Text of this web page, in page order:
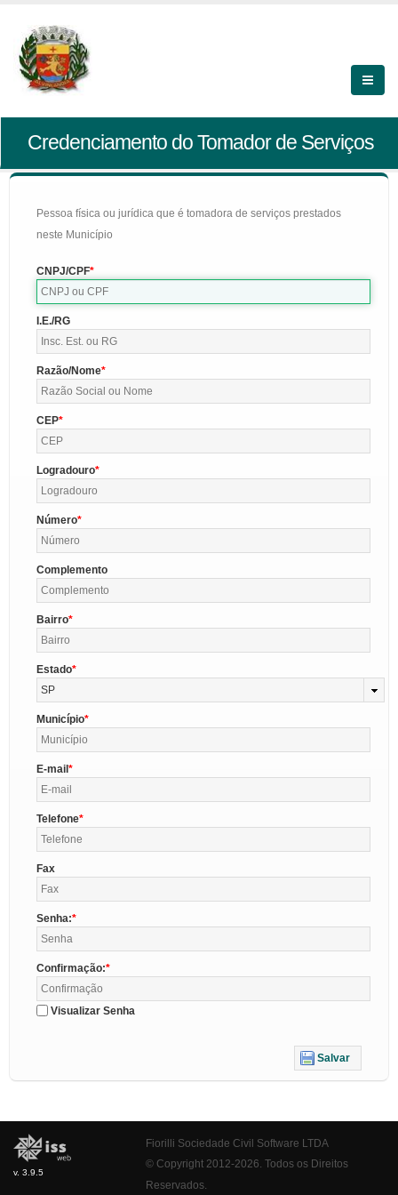
Credenciamento do Tomador de Serviços
Pessoa física ou jurídica que é tomadora de serviços prestados
neste Município
CNPJ/CPF
I.E./RG
Razão/Nome
CEP
Logradouro
Número
Complemento
Bairro
Estado
SP
Município
E-mail
Telefone
Fax
Senha:
Confirmação:
Visualizar Senha
Salvar
v. 3.9.5
Fiorilli Sociedade Civil Software LTDA
© Copyright 2012-2026. Todos os Direitos
Reservados.